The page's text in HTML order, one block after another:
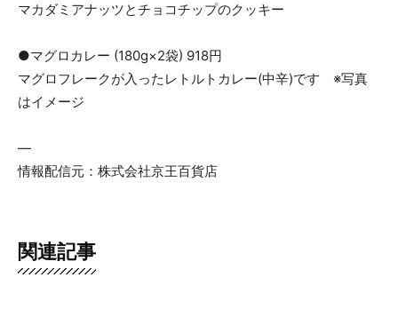
マカダミアナッツとチョコチップのクッキー
●マグロカレー (180g×2袋) 918円
マグロフレークが入ったレトルトカレー(中辛)です ※写真
はイメージ
—
情報配信元：株式会社京王百貨店
関連記事